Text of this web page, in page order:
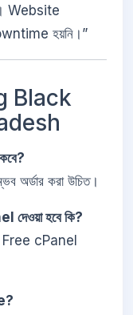
Website
হয়নি।”
Black
অর্ডার করা উচিত।
হবে কি?
Free cPanel